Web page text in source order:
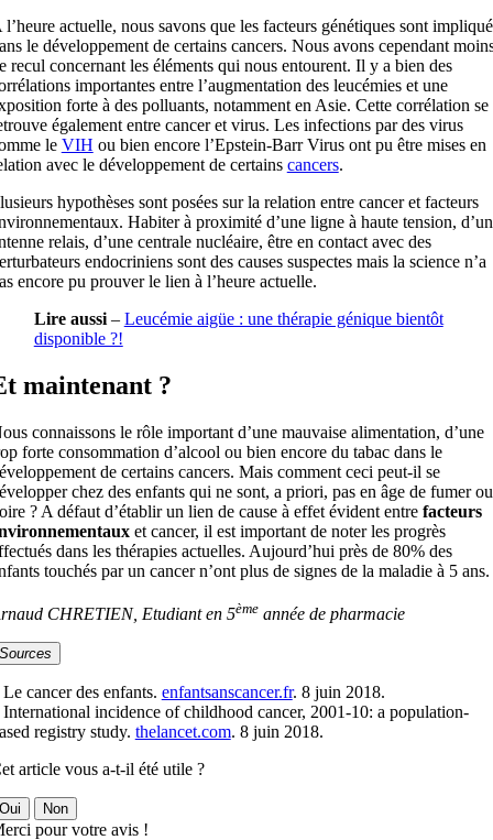
l’heure actuelle, nous savons que les facteurs génétiques sont
le développement de certains cancers. Nous avons cependant
recul concernant les éléments qui nous entourent. Il y a bien des
importantes entre l’augmentation des leucémies et une
forte à des polluants, notamment en Asie. Cette corrélation se
également entre cancer et virus. Les infections par des virus
le VIH ou bien encore l’Epstein-Barr Virus ont pu être mises en
avec le développement de certains cancers.
hypothèses sont posées sur la relation entre cancer et facteurs
Habiter à proximité d’une ligne à haute tension,
relais, d’une centrale nucléaire, être en contact avec des
endocriniens sont des causes suspectes mais la science n’a
encore pu prouver le lien à l’heure actuelle.
Lire aussi– Leucémie aigüe : une thérapie génique bientôt
disponible ?!
maintenant ?
connaissons le rôle important d’une mauvaise alimentation, d’une
forte consommation d’alcool ou bien encore du tabac dans le
de certains cancers. Mais comment ceci peut-il se
chez des enfants qui ne sont, a priori, pas en âge de fumer ou
? A défaut d’établir un lien de cause à effet évident entre facteurs
et cancer, il est important de noter les progrès
dans les thérapies actuelles. Aujourd’hui près de 80% des
touchés par un cancer n’ont plus de signes de la maladie à 5 ans.
CHRETIEN, Etudiant en 5èmeannée de pharmacie
cancer des enfants. enfantsanscancer.fr. 8 juin 2018.
incidence of childhood cancer, 2001-10: a population-
registry study. thelancet.com. 8 juin 2018.
article vous a-t-il été utile ?
Non
pour votre avis !